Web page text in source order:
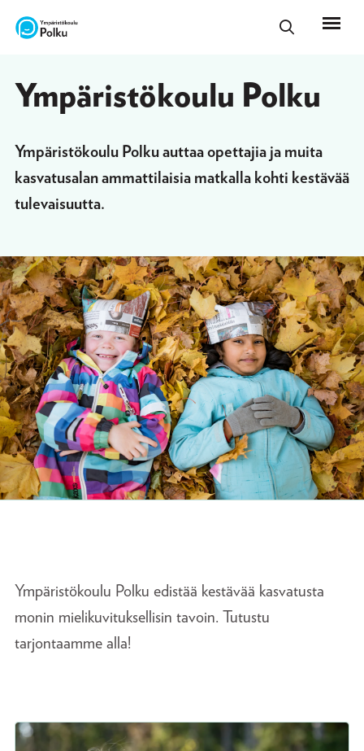
Ympäristö­koulu ­Polku
Ympäristökoulu Polku auttaa opettajia ja muita
kasvatusalan ammattilaisia matkalla kohti kestävää
tulevaisuutta.
Ympäristökoulu Polku edistää kestävää kasvatusta
monin mielikuvituksellisin tavoin. Tutustu
tarjontaamme alla!